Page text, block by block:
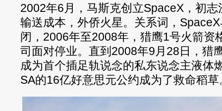
2002年6月，马斯克创立SpaceX，初
输送成本，外侨火星。关系词，
闭，2006年至2008年，猎鹰1号火箭资
司面对停业。直到2008年9月28日，猎
成为首个插足轨说念的私东说念主液体
SA的16亿好意思元公约成为了救命稻草